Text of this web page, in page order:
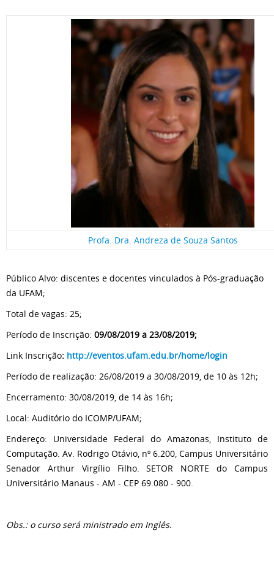
Profa. Dra. Andreza de Souza Santos
Público Alvo: discentes e docentes vinculados à Pós-graduação
da UFAM;
Total de vagas: 25;
Período de Inscrição: 09/08/2019 a 23/08/2019;
Link Inscrição: http://eventos.ufam.edu.br/home/login
Período de realização: 26/08/2019 a 30/08/2019, de 10 às 12h;
Encerramento: 30/08/2019, de 14 às 16h;
Local: Auditório do ICOMP/UFAM;
Endereço: Universidade Federal do Amazonas, Instituto de
Computação. Av. Rodrigo Otávio, nº 6.200, Campus Universitário
Senador Arthur Virgílio Filho. SETOR NORTE do Campus
Universitário Manaus - AM - CEP 69.080 - 900.
Obs.: o curso será ministrado em Inglês.